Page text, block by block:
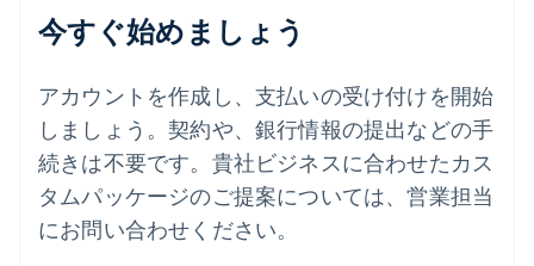
今すぐ始めましょう
アカウントを作成し、支払いの受け付けを開始
しましょう。契約や、銀行情報の提出などの手
続きは不要です。貴社ビジネスに合わせたカス
タムパッケージのご提案については、営業担当
にお問い合わせください。
English
Deutsch English
ニュージーランド
English
ノルウェー
English
ハンガリー
English